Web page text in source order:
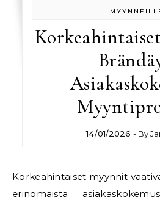
14/01/2026 - By
Korkeahintaiset myynnit vaativat vahvaa brändäystä,
erinomaista